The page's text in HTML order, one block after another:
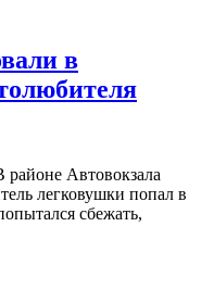
в
Автовокзала
легковушки попал в
сбежать,